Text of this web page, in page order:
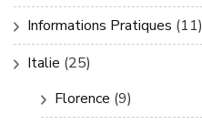
Informations Pratiques (11)
Italie (25)
Florence (9)